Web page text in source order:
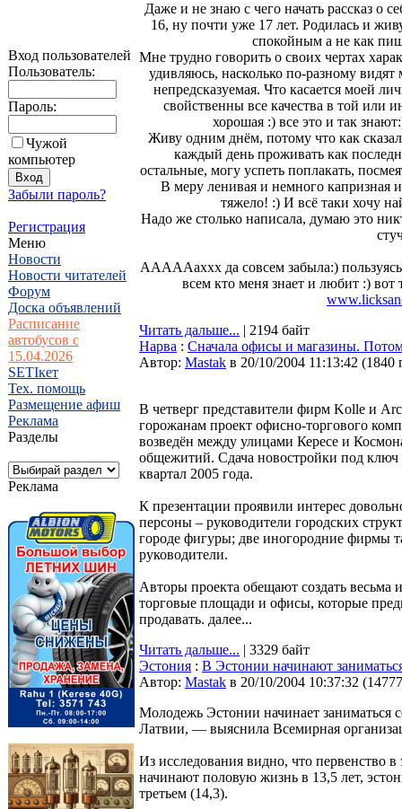
Вход пользователей
Пользователь:
Пароль:
Чужой
компьютер
Забыли пароль?
Регистрация
Меню
Новости
Новости читателей
Форум
Доска объявлений
Расписание
автобусов с
15.04.2026
SETIкет
Тех. помощь
Размещение афиш
Реклама
Разделы
Реклама
Даже и не знаю с чего начать рассказ о
16, ну почти уже 17 лет. Родилась и
спокойным а не как
Мне трудно говорить о своих чертах
удивляюсь, насколько по-разному
непредсказуемая. Что касается моей
свойственны все качества в той или
хорошая :) все это и так
Живу одним днём, потому что как
каждый день проживать как
остальные, могу успеть поплакать,
В меру ленивая и немного капризная
тяжело! :) И всё таки хочу
Надо же столько написала, думаю это
АААААаххх да совсем забыла:)
всем кто меня знает и любит :)
Читать дальше... | 2194 байт
Нарва : Сначала офисы и магазины.
Автор: Мastak в 20/10/2004 11:13:42 (1840
В четверг представители фирм Kolle и
горожанам проект офисно-торгового
возведён между улицами Кересе и
общежитий. Сдача новостройки под
квартал 2005 года.
К презентации проявили интерес
персоны – руководители городских
городе фигуры; две иногородние фирмы
руководители.
Авторы проекта обещают создать весьма
торговые площади и офисы, которые
продавать. далее...
Читать дальше... | 3329 байт
Эстония : В Эстонии начинают
Автор: Мastak в 20/10/2004 10:37:32 (
Молодежь Эстонии начинает заниматься
Латвии, — выяснила Всемирная
Из исследования видно, что первенство
начинают половую жизнь в 13,5 лет,
третьем (14,3).